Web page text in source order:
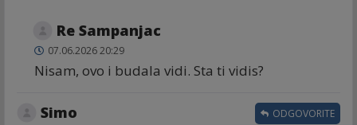
Re Sampanjac
07.06.2026 20:29
Nisam, ovo i budala vidi. Sta ti vidis?
Simo ODGOVORITE